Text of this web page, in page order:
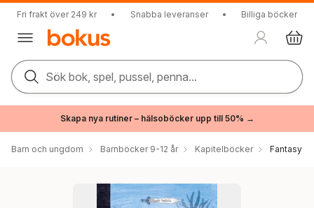
Fri frakt över 249 kr • Snabba leveranser • Billiga böcker
Sök bok, spel, pussel, penna...
Skapa nya rutiner – hälsoböcker upp till 50% →
Barn och ungdom Barnböcker 9-12 år Kapitelböcker Fantasy